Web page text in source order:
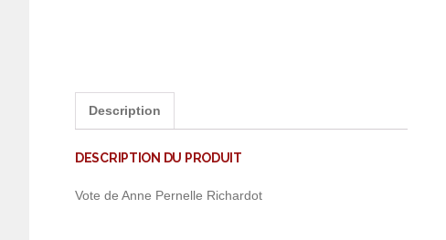
Description
DESCRIPTION DU PRODUIT
Vote de Anne Pernelle Richardot